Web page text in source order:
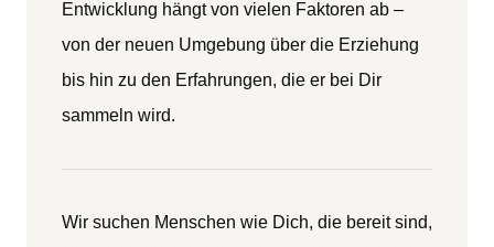
Entwicklung hängt von vielen Faktoren ab –
von der neuen Umgebung über die Erziehung
bis hin zu den Erfahrungen, die er bei Dir
sammeln wird.
Wir suchen Menschen wie Dich, die bereit sind,